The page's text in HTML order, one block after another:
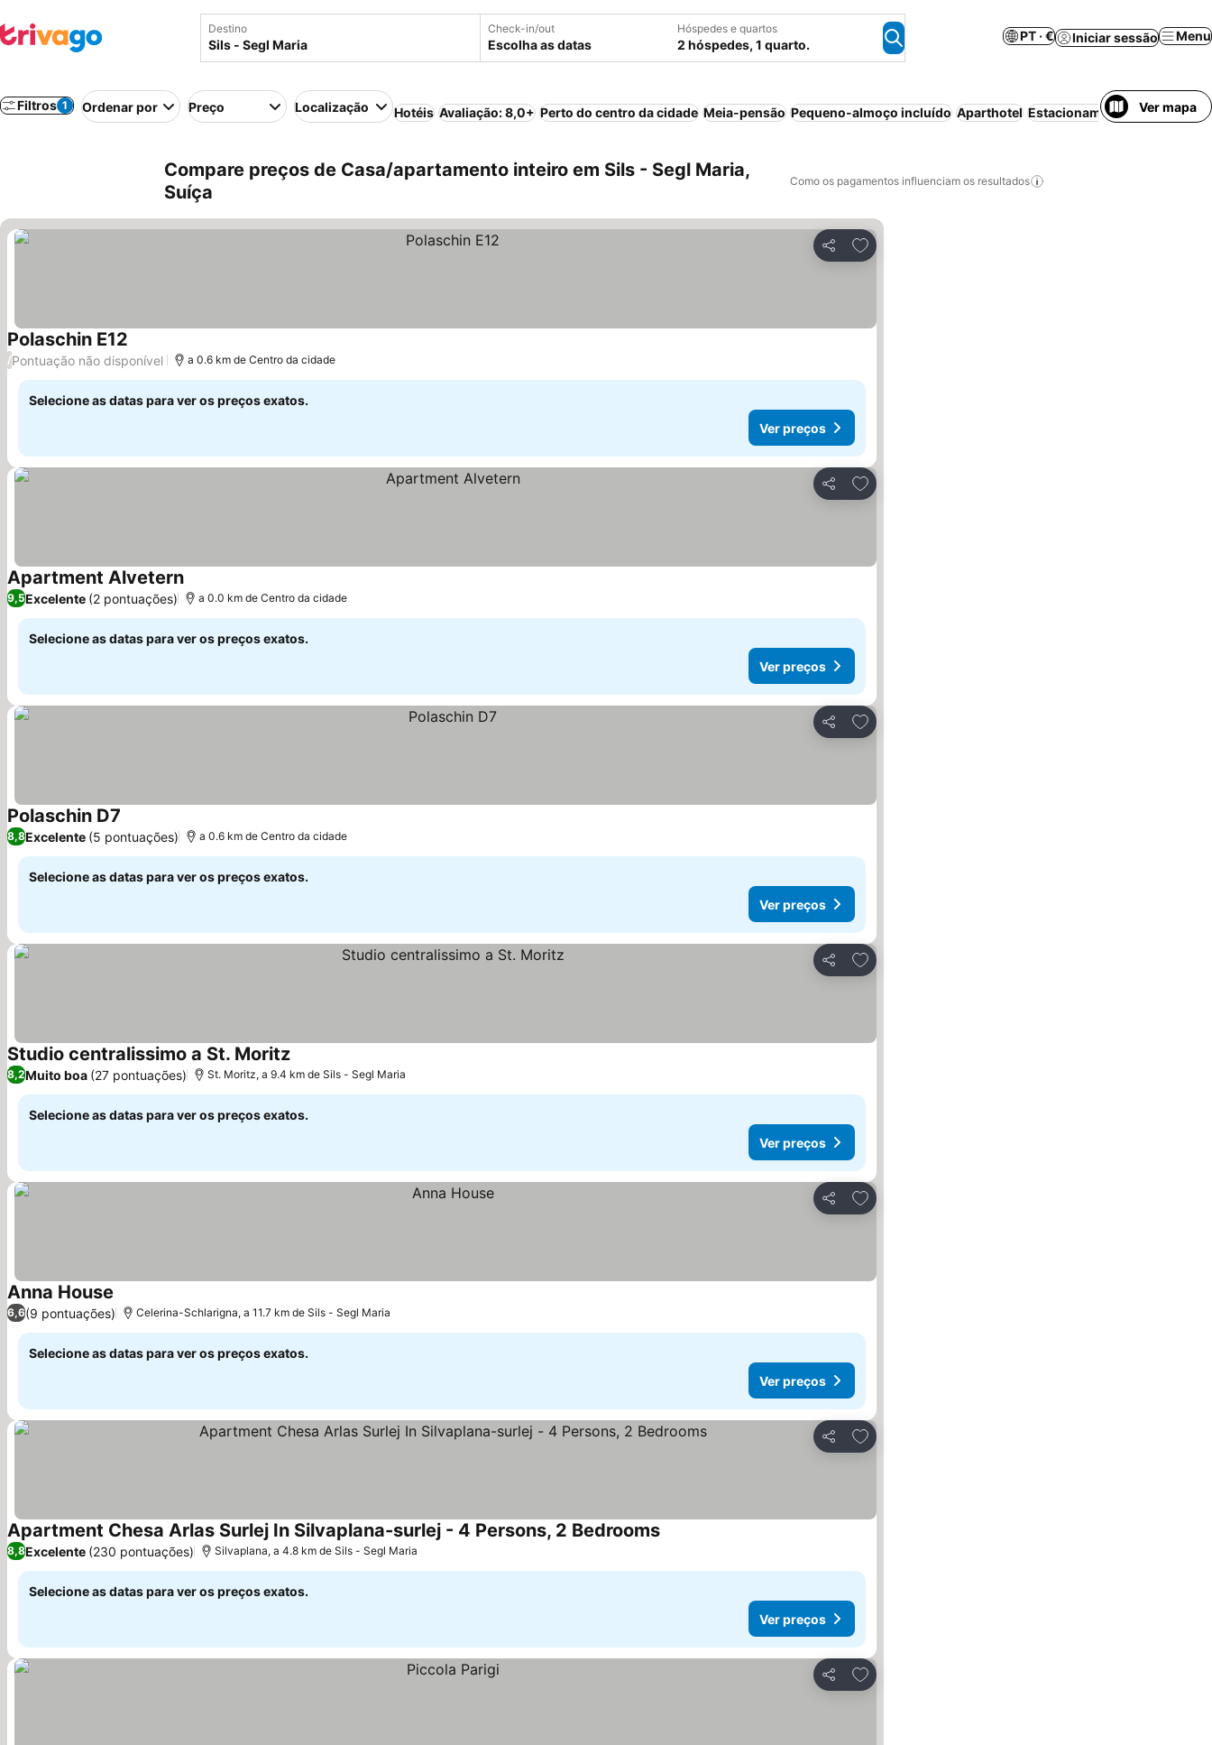
Destino Check-in/out
Escolha as datas
Hóspedes e quartos
2 hóspedes, 1 quarto.
PT · € Iniciar sessão Menu
Filtros 1 Ordenar por Preço Localização Hotéis Avaliação: 8,0+ Perto do centro da cidade Meia-pensão Pequeno-almoço incluído Aparthotel Estacionamento Animais
Ver mapa
Compare preços de Casa/apartamento inteiro em Sils - Segl Maria,
Suíça
Como os pagamentos influenciam os resultados
Partilhar
Adicionar aos favoritos
Polaschin E12 Ver preços
/Pontuação não disponível a 0.6 km de Centro da cidade
Selecione as datas para ver os preços exatos.
Ver preços
Partilhar
Adicionar aos favoritos
Apartment AlveternVer preços
9,5Excelente (2 pontuações) a 0.0 km de Centro da cidade
Selecione as datas para ver os preços exatos.
Ver preços
Partilhar
Adicionar aos favoritos
Polaschin D7 Ver preços
8,8Excelente (5 pontuações) a 0.6 km de Centro da cidade
Selecione as datas para ver os preços exatos.
Ver preços
Partilhar
Adicionar aos favoritos
Studio centralissimo a St. MoritzVer preços
8,2Muito boa (27 pontuações) St. Moritz, a 9.4 km de Sils - Segl Maria
Selecione as datas para ver os preços exatos.
Ver preços
Partilhar
Adicionar aos favoritos
Anna House Ver preços
6,6(9 pontuações) Celerina-Schlarigna, a 11.7 km de Sils - Segl Maria
Selecione as datas para ver os preços exatos.
Ver preços
Partilhar
Adicionar aos favoritos
Apartment Chesa Arlas Surlej In Silvaplana-surlej - 4 Persons, 2 BedroomsVer preços
8,8Excelente (230 pontuações) Silvaplana, a 4.8 km de Sils - Segl Maria
Selecione as datas para ver os preços exatos.
Ver preços
Partilhar
Adicionar aos favoritos